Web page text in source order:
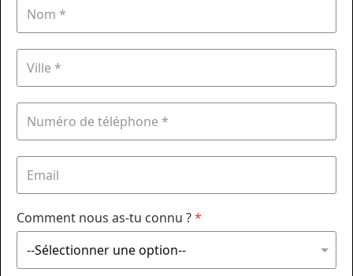
Comment nous as-tu connu ?*